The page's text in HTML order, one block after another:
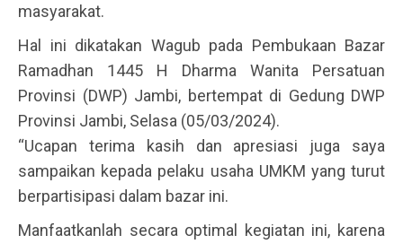
masyarakat.
Hal ini dikatakan Wagub pada Pembukaan Bazar
Ramadhan 1445 H Dharma Wanita Persatuan
Provinsi (DWP) Jambi, bertempat di Gedung DWP
Provinsi Jambi, Selasa (05/03/2024).
“Ucapan terima kasih dan apresiasi juga saya
sampaikan kepada pelaku usaha UMKM yang turut
berpartisipasi dalam bazar ini.
Manfaatkanlah secara optimal kegiatan ini, karena